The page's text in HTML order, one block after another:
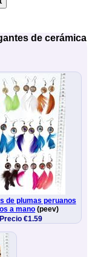
de cerámica
de plumas peruanos
a mano (peev)
Precio €1.59